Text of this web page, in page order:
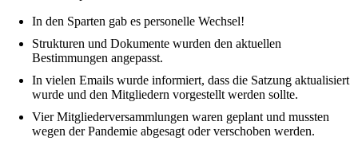
In den Sparten gab es personelle Wechsel!
Strukturen und Dokumente wurden den aktuellen
Bestimmungen angepasst.
In vielen Emails wurde informiert, dass die Satzung aktualisiert
wurde und den Mitgliedern vorgestellt werden sollte.
Vier Mitgliederversammlungen waren geplant und mussten
wegen der Pandemie abgesagt oder verschoben werden.